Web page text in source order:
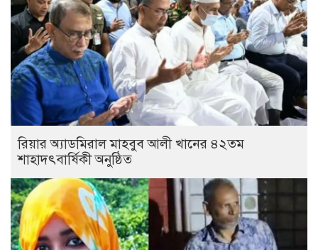
রিয়ার অ্যাডমিরাল মাহবুব আলী খানের ৪২তম
শাহাদৎবার্ষিকী অনুষ্ঠিত